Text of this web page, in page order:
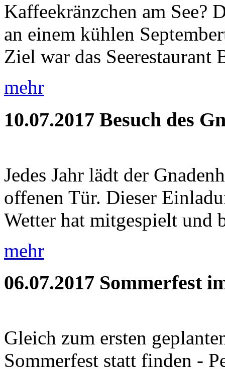
Kaffeekränzchen am See?
an einem kühlen
Ziel war das Seerestaurant
mehr
10.07.2017 Besuch des
Jedes Jahr lädt der
offenen Tür. Dieser
Wetter hat mitgespielt und
mehr
06.07.2017 Sommerfest
Gleich zum ersten
Sommerfest statt finden -